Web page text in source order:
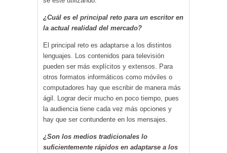
¿Cuál es el principal reto para un escritor en
la actual realidad del mercado?
El principal reto es adaptarse a los distintos
lenguajes. Los contenidos para televisión
pueden ser más explícitos y extensos. Para
otros formatos informáticos como móviles o
computadores hay que escribir de manera más
ágil. Lograr decir mucho en poco tiempo, pues
la audiencia tiene cada vez más opciones y
hay que ser contundente en los mensajes.
¿Son los medios tradicionales lo
suficientemente rápidos en adaptarse a los